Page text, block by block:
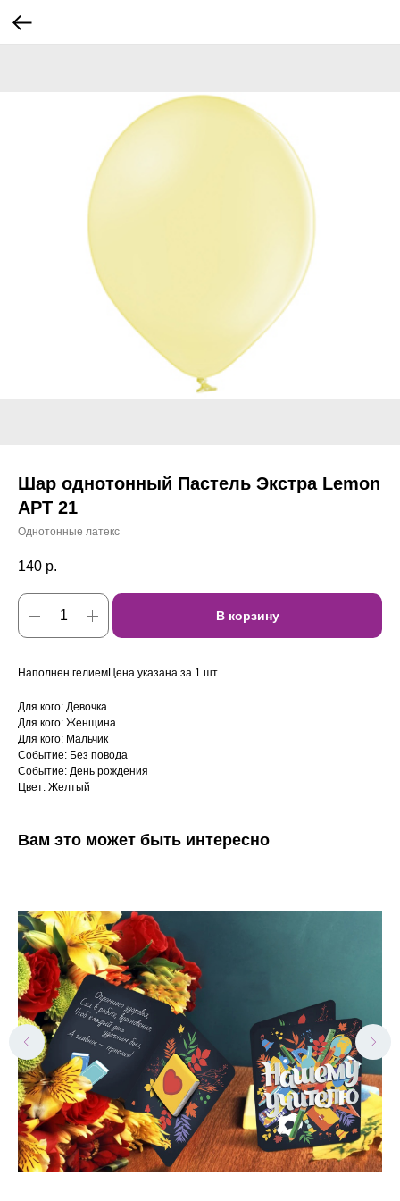
Шар однотонный Пастель Экстра Lemon
АРТ 21
Однотонные латекс
140 р.
В корзину
Наполнен гелиемЦена указана за 1 шт.
Для кого: Девочка
Для кого: Женщина
Для кого: Мальчик
Событие: Без повода
Событие: День рождения
Цвет: Желтый
Вам это может быть интересно